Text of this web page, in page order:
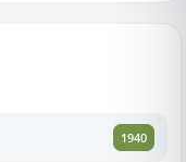
1940